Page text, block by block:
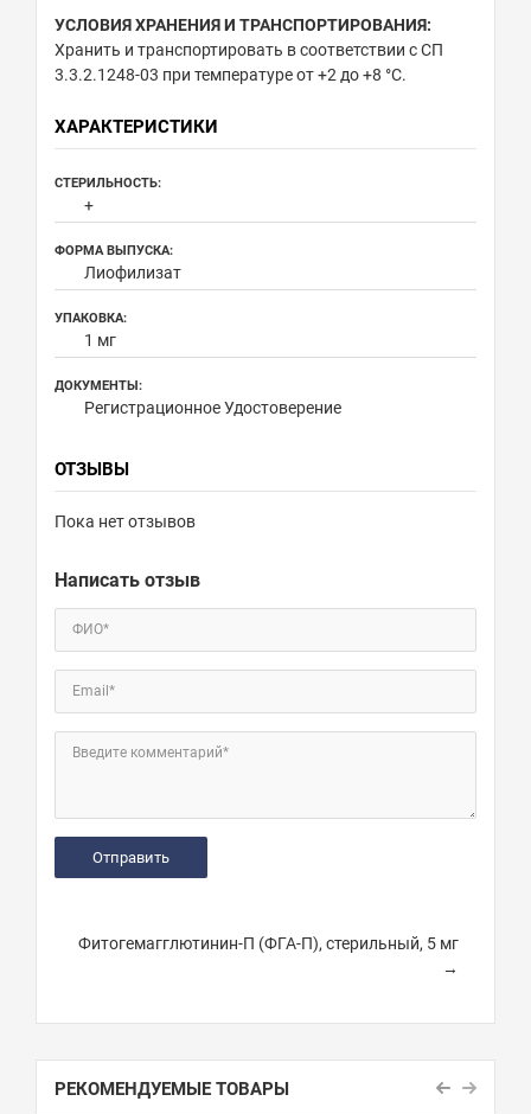
УСЛОВИЯ ХРАНЕНИЯ И ТРАНСПОРТИРОВАНИЯ:
Хранить и транспортировать в соответствии с СП
3.3.2.1248-03 при температуре от +2 до +8 °С.
ХАРАКТЕРИСТИКИ
СТЕРИЛЬНОСТЬ:
+
ФОРМА ВЫПУСКА:
Лиофилизат
УПАКОВКА:
1 мг
ДОКУМЕНТЫ:
Регистрационное Удостоверение
ОТЗЫВЫ
Пока нет отзывов
Написать отзыв
ФИО*
Email*
Введите комментарий*
Фитогемагглютинин-П (ФГА-П), стерильный, 5 мг
→
РЕКОМЕНДУЕМЫЕ ТОВАРЫ